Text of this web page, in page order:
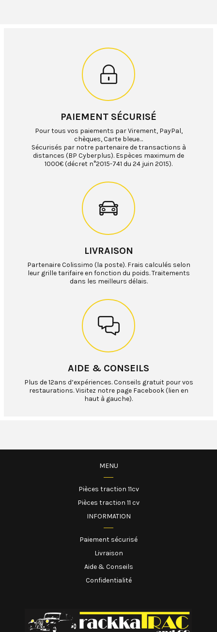
PAIEMENT SÉCURISÉ
Pour tous vos paiements par Virement, PayPal,
chèques, Carte bleue…
Sécurisés par notre partenaire de transactions à
distances (BP Cyberplus). Espèces maximum de
1000€ (décret n°2015-741 du 24 juin 2015).
LIVRAISON
Partenaire Colissimo (la poste). Frais calculés selon
leur grille tarifaire en fonction du poids. Traitements
dans les meilleurs délais.
AIDE & CONSEILS
Plus de 12ans d’expériences. Conseils gratuit pour vos
restaurations. Visitez notre page Facebook (lien en
haut à gauche).
MENU
Pièces traction 11cv
Pièces traction 11 cv
INFORMATION
Paiement sécurisé
Livraison
Aide & Conseils
Confidentialité